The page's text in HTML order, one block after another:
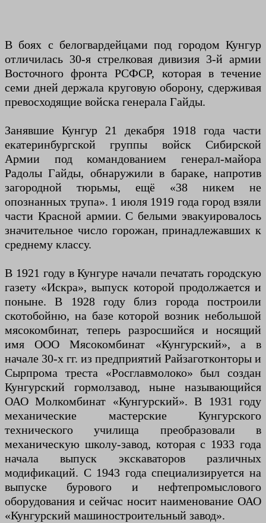
В боях с белогвардейцами под городом Кунгур
отличилась 30-я стрелковая дивизия 3-й армии
Восточного фронта РСФСР, которая в течение
семи дней держала круговую оборону, сдерживая
превосходящие войска генерала Гайды.
Занявшие Кунгур 21 декабря 1918 года части
екатеринбургской группы войск Сибирской
Армии под командованием генерал-майора
Радолы Гайды, обнаружили в бараке, напротив
загородной тюрьмы, ещё «38 никем не
опознанных трупа». 1 июля 1919 года город взяли
части Красной армии. С белыми эвакуировалось
значительное число горожан, принадлежавших к
среднему классу.
В 1921 году в Кунгуре начали печатать городскую
газету «Искра», выпуск которой продолжается и
поныне. В 1928 году близ города построили
скотобойню, на базе которой возник небольшой
мясокомбинат, теперь разросшийся и носящий
имя ООО Мясокомбинат «Кунгурский», а в
начале 30-х гг. из предприятий Райзаготконторы и
Сырпрома треста «Росглавмолоко» был создан
Кунгурский гормолзавод, ныне называющийся
ОАО Молкомбинат «Кунгурский». В 1931 году
механические мастерские Кунгурского
технического училища преобразовали в
механическую школу-завод, которая с 1933 года
начала выпуск экскаваторов различных
модификаций. С 1943 года специализируется на
выпуске бурового и нефтепромыслового
оборудования и сейчас носит наименование ОАО
«Кунгурский машиностроительный завод».